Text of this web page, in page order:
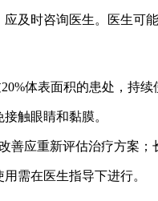
及时咨询医生。医生可
体表面积的患处，持
触眼睛和黏膜。
应重新评估治疗方案；
需在医生指导下进行。